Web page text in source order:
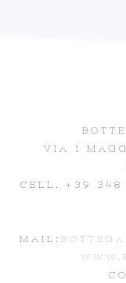
VIA 1
CELL. +39
MAIL: